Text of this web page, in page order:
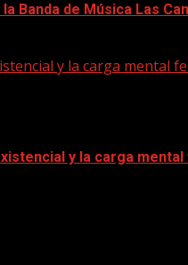
Banda de Música Las
y la carga mental
y la carga mental